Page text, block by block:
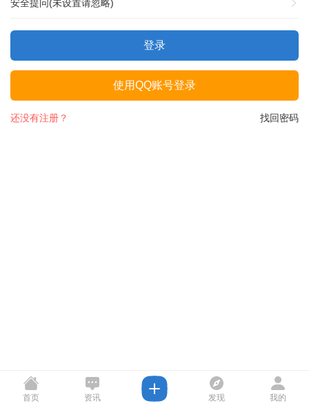
安全提问(未设置请忽略)
登录
使用QQ账号登录
找回密码
还没有注册？
首页 资讯 发现 我的